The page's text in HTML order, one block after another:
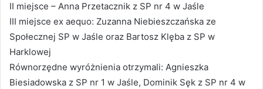
II miejsce – Anna Przetacznik z SP nr 4 w Jaśle
III miejsce ex aequo: Zuzanna Niebieszczańska ze
Społecznej SP w Jaśle oraz Bartosz Klęba z SP w
Harklowej
Równorzędne wyróżnienia otrzymali: Agnieszka
Biesiadowska z SP nr 1 w Jaśle, Dominik Sęk z SP nr 4 w